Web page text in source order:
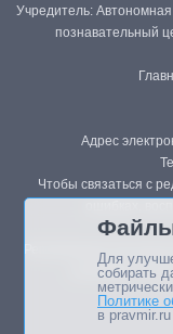
Учредитель:
познавательный
Адрес
Чтобы связаться с
Републикация
возможна
Для
собирать
Политике
в pravmir.ru